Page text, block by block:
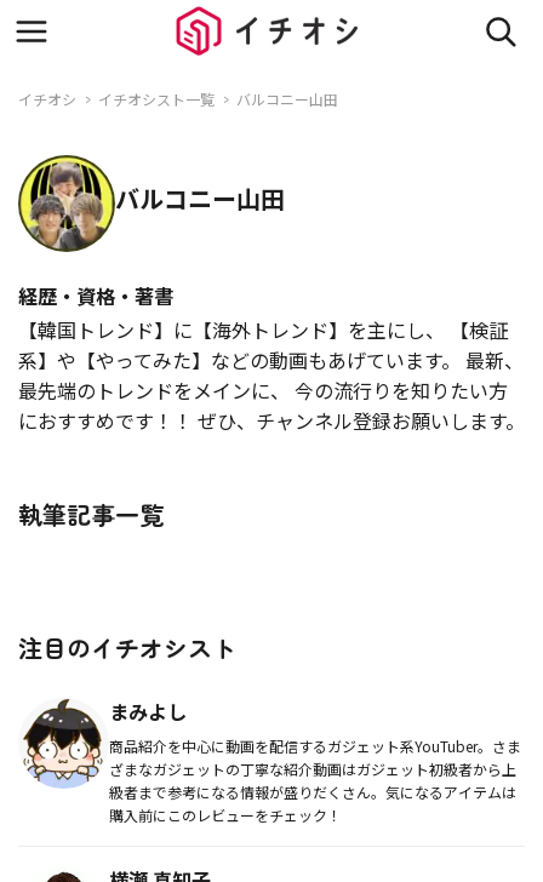
イチオシ イチオシスト一覧 バルコニー山田
バルコニー山田
経歴・資格・著書
【韓国トレンド】に【海外トレンド】を主にし、 【検証
系】や【やってみた】などの動画もあげています。 最新、
最先端のトレンドをメインに、 今の流行りを知りたい方
におすすめです！！ ぜひ、チャンネル登録お願いします。
執筆記事一覧
注目のイチオシスト
まみよし
商品紹介を中心に動画を配信するガジェット系YouTuber。さま
ざまなガジェットの丁寧な紹介動画はガジェット初級者から上
級者まで参考になる情報が盛りだくさん。気になるアイテムは
購入前にこのレビューをチェック！